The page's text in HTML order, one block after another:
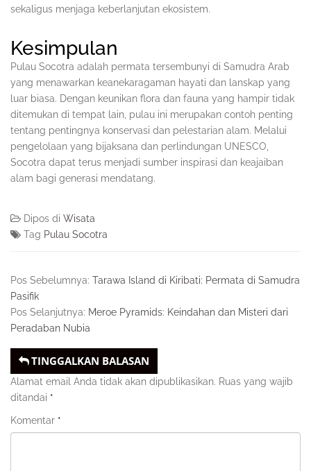
sekaligus menjaga keberlanjutan ekosistem.
Kesimpulan
Pulau Socotra adalah permata tersembunyi di Samudra Arab
yang menawarkan keanekaragaman hayati dan lanskap yang
luar biasa. Dengan keunikan flora dan fauna yang hampir tidak
ditemukan di tempat lain, pulau ini merupakan contoh penting
tentang pentingnya konservasi dan pelestarian alam. Melalui
pengelolaan yang bijaksana dan perlindungan UNESCO,
Socotra dapat terus menjadi sumber inspirasi dan keajaiban
alam bagi generasi mendatang.
Dipos di Wisata
Tag Pulau Socotra
Pos Sebelumnya: Tarawa Island di Kiribati: Permata di Samudra
Pasifik
Pos Selanjutnya: Meroe Pyramids: Keindahan dan Misteri dari
Peradaban Nubia
TINGGALKAN BALASAN
Alamat email Anda tidak akan dipublikasikan. Ruas yang wajib
ditandai *
Komentar *